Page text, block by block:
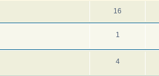
16
1
4